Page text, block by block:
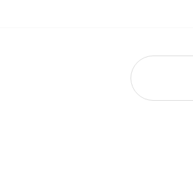
保有報告（５％ルール）のＱ＆Ａ